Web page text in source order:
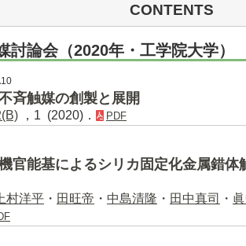
CONTENTS
討論会（2020年・工学院大学）
斉触媒の創製と展開
，1 (2020)． PDF
官能基によるシリカ固定化金属錯体
上村洋平 ・ 田旺帝 ・ 中島清隆 ・ 田中真司 ・